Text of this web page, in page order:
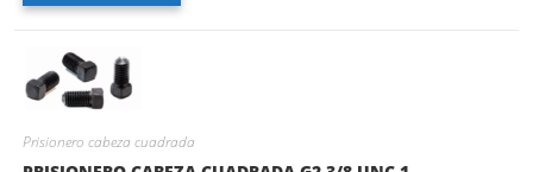
Prisionero cabeza cuadrada